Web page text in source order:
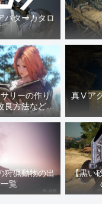
バターカタロ
リーの作り
良方法などま
険日誌１４１
真Ⅴア
狩猟動物の出
覧
【黒い